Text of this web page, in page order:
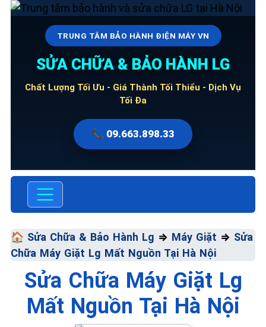
TRUNG TÂM BẢO HÀNH ĐIỆN MÁY VN
SỬA CHỮA & BẢO HÀNH LG
Chất Lượng Tối Ưu - Giá Thành Tối Thiểu - Dịch Vụ
Tối Đa
📞 09.663.898.33
🏠 Sửa Chữa & Bảo Hành Lg ⇒ Máy Giặt ⇒ Sửa
Chữa Máy Giặt Lg Mất Nguồn Tại Hà Nội
Sửa Chữa Máy Giặt Lg
Mất Nguồn Tại Hà Nội